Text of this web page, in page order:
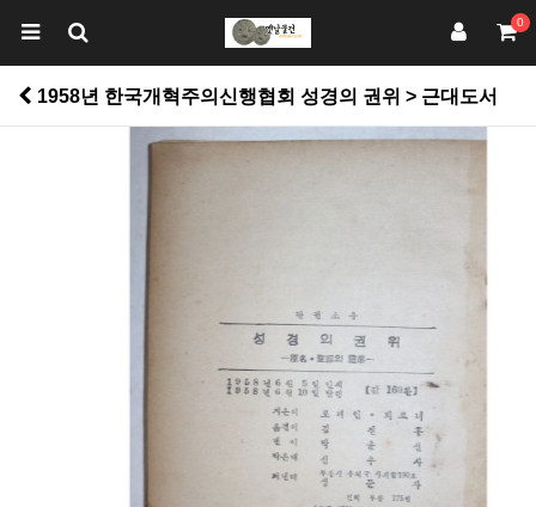
0
1958년 한국개혁주의신행협회 성경의 권위 > 근대도서